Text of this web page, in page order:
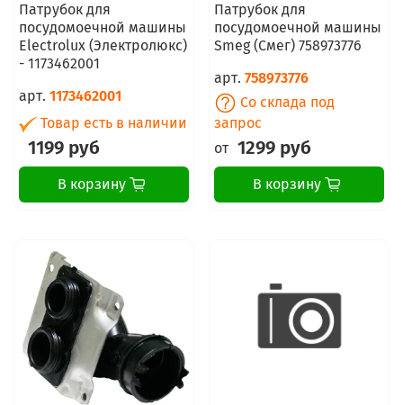
Патрубок для
посудомоечной машины
Electrolux (Электролюкс)
- 1173462001
арт. 1173462001
Товар есть в наличии
1199 руб
В корзину
Патрубок для
посудомоечной машины
Smeg (Смег) 758973776
арт. 758973776
Со склада под
запрос
от 1299 руб
В корзину